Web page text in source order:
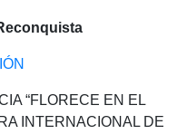
“FLORECE EN EL
INTERNACIONAL DE